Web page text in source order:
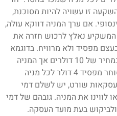
זו עשויה להיות מסוכנת,
אם ערך המניה דווקא עולה,
המשקיע נאלץ לרכוש חזרה את
מפסיד ולא מרוויח. בדוגמא
למעלה, אם המניה נמכרה בחסר במחיר של 10 דולרים אך המניה
עלתה למחיר של 14 דולר , אז הסוחר מפסיד 4 דולר לכל מניה
שורט, יש לשלם דמי
את המניה. גובהם של דמי
בעת מועד העסקה.